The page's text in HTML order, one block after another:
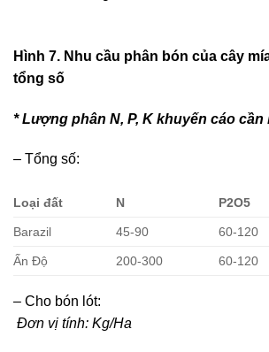
Hình 7. Nhu cầu phân bón của cây
tổng số
* Lượng phân N, P, K khuyến cáo
– Tổng số:
Loại đất N P2O5
Barazil 45-90 60-120
Ấn Độ 200-300 60-120
– Cho
Đơn vị tính: Kg/Ha